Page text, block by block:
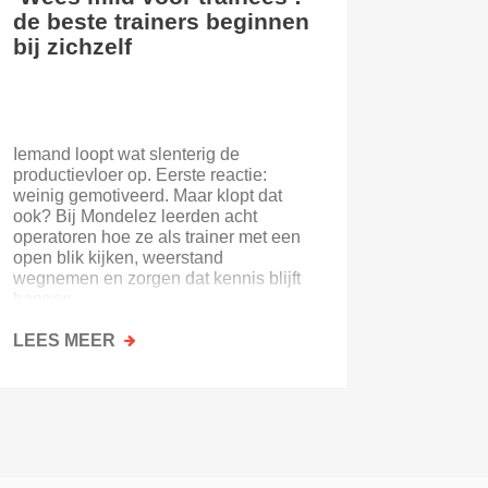
de beste trainers beginnen
bij zichzelf
Iemand loopt wat slenterig de
productievloer op. Eerste reactie:
weinig gemotiveerd. Maar klopt dat
ook? Bij Mondelez leerden acht
operatoren hoe ze als trainer met een
open blik kijken, weerstand
wegnemen en zorgen dat kennis blijft
hangen.
LEES MEER OVER